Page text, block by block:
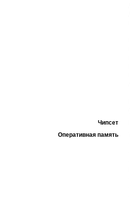
Чипсет
Оперативная память